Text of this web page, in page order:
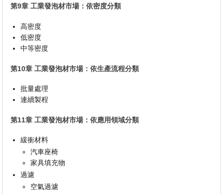
第9章 工業發泡材市場：依密度分類
高密度
低密度
中等密度
第10章 工業發泡材市場：依生產流程分類
批量處理
連續製程
第11章 工業發泡材市場：依應用領域分類
緩衝材料
汽車座椅
家具填充物
過濾
空氣過濾